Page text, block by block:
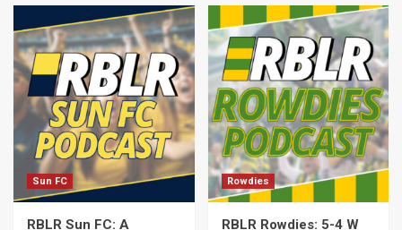
Sun FC
RBLR Sun FC: A
Rowdies
RBLR Rowdies: 5-4 W